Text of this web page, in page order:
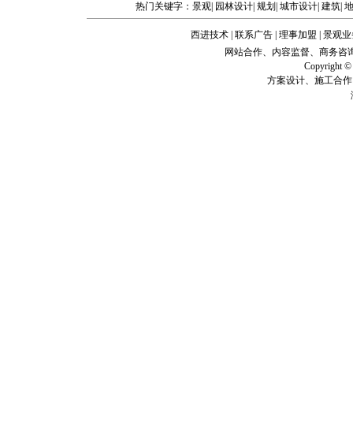
热门关键字： 景观 园林设计 规划 城市设计 建筑
西进技术 联系广告 理事加盟
景观
网站合作、内容监督、商务咨
Copyright
方案设计、施工合